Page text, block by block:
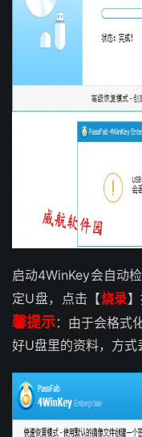
启动4WinKey会自动
定U盘，点击【烧录
馨提示：由于会格式
好U盘里的资料，方式